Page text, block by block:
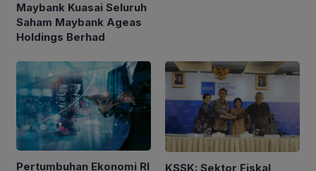
Maybank Kuasai Seluruh
Saham Maybank Ageas
Holdings Berhad
Pertumbuhan Ekonomi RI
KSSK: Sektor Fiskal,